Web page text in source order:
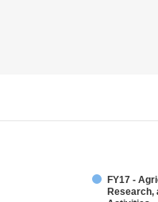
FY17 -
Research,